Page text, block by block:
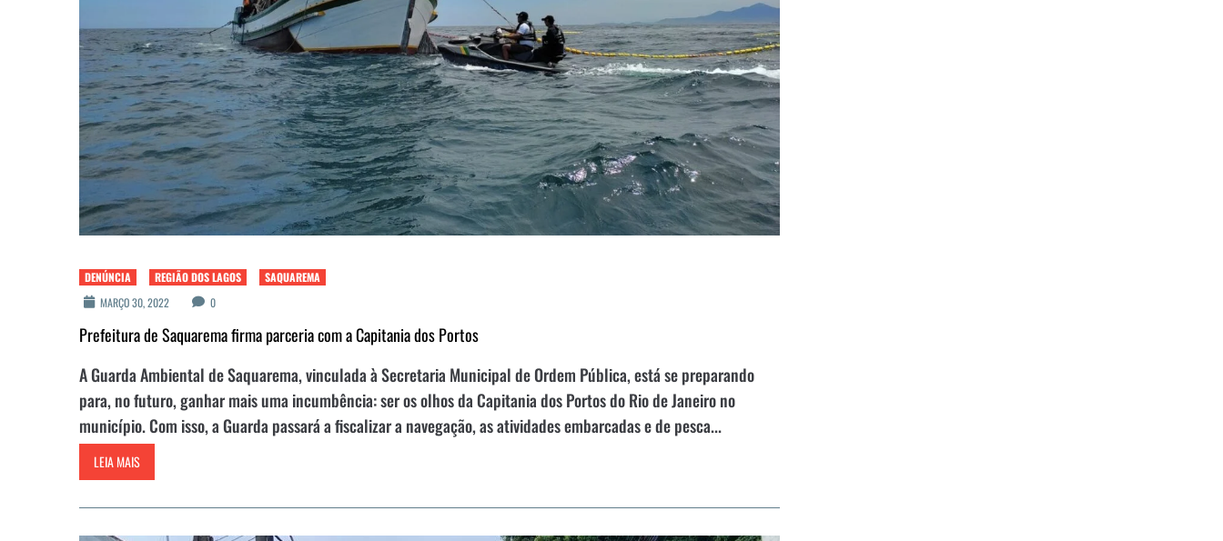
DENÚNCIA REGIÃO DOS LAGOS
SAQUAREMA
MARÇO 30, 2022
0
Prefeitura de Saquarema firma parceria com a Capitania dos Portos
A Guarda Ambiental de Saquarema, vinculada à Secretaria Municipal de Ordem Pública, está se preparando
para, no futuro, ganhar mais uma incumbência: ser os olhos da Capitania dos Portos do Rio de Janeiro no
município. Com isso, a Guarda passará a fiscalizar a navegação, as atividades embarcadas e de pesca...
LEIA MAIS